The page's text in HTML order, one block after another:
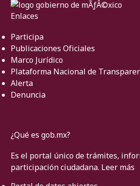
Enlaces
Participa
Publicaciones Oficiales
Marco Jurídico
Plataforma Nacional de
Alerta
Denuncia
¿Qué es gob.mx?
Es el portal único de trámites,
participación ciudadana. Leer más